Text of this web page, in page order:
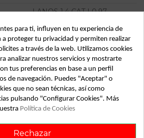
LANOS 1.4 CAT | 0.97 - ...
Turismo
49349
382
100029826
para ti, influyen en tu experiencia de
a proteger tu privacidad y permiten realizar
a través de la web. Utilizamos cookies
analizar nuestros servicios y mostrarte
tus preferencias en base a un perfil
de navegación. Puedes "Aceptar" o
que no sean técnicas, así como
pulsando "Configurar Cookies". Más
Política de Cookies
Rechazar